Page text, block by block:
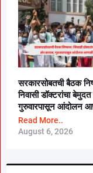
सरकारसोबतची बैठक
निवासी डॉक्टरांचा
गुरुवारपासून आंदोलन
Read More..
August 6, 2026